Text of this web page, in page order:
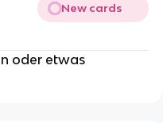
New cards
oder etwas